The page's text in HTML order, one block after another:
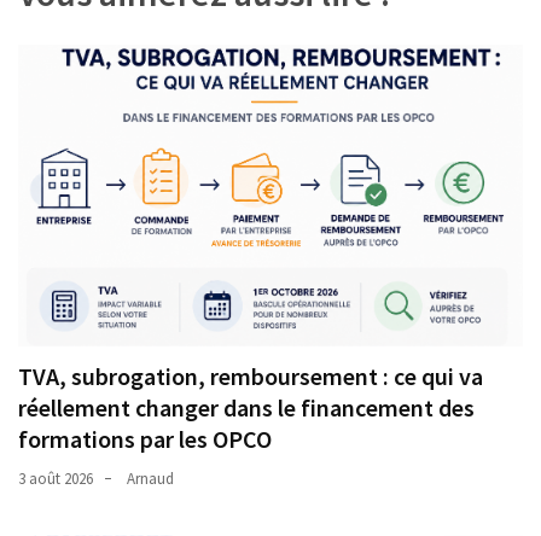
TVA, subrogation, remboursement : ce qui va
réellement changer dans le financement des
formations par les OPCO
3 août 2026 Arnaud